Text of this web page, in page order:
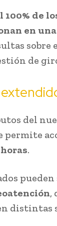
100% de
en
sobre
de
del
permite
.
,
distintas